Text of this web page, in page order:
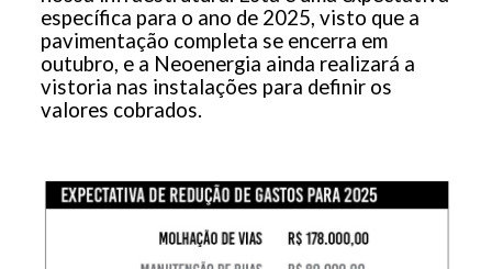
específica para o ano de 2025, visto que a
pavimentação completa se encerra em
outubro, e a Neoenergia ainda realizará a
vistoria nas instalações para definir os
valores cobrados.